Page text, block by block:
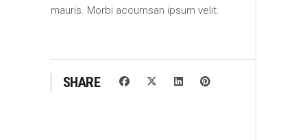
mauris. Morbi accumsan ipsum velit.
SHARE